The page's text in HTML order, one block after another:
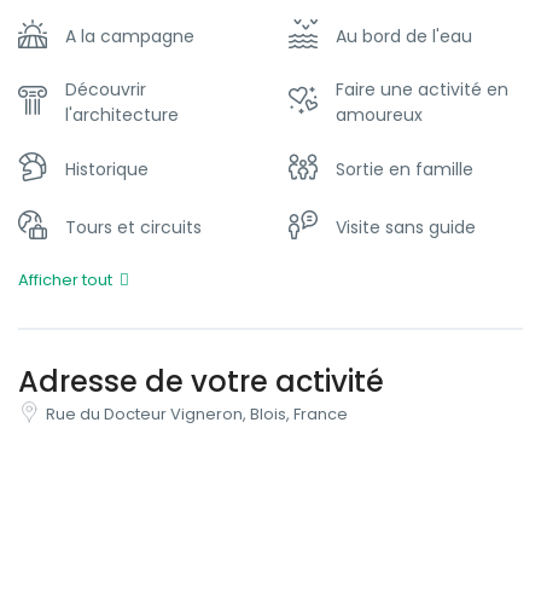
A la campagne Au bord de l'eau
Découvrir
l'architecture
Faire une activité en
amoureux
Historique Sortie en famille
Tours et circuits Visite sans guide
Afficher tout
Adresse de votre activité
Rue du Docteur Vigneron, Blois, France